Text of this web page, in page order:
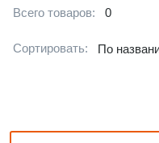
Всего товаров: 0
Сортировать: По